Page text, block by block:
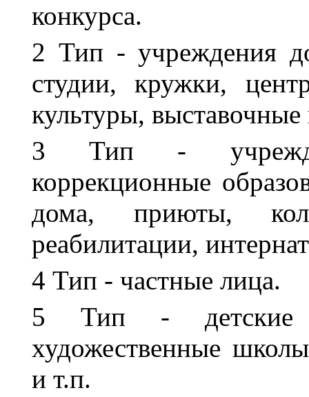
конкурса.
2 Тип - учреждения
студии, кружки,
культуры,
3 Тип -
коррекционные
дома, приюты,
реабилитации,
4 Тип - частные лица.
5 Тип - детские
художественные
и т.п.